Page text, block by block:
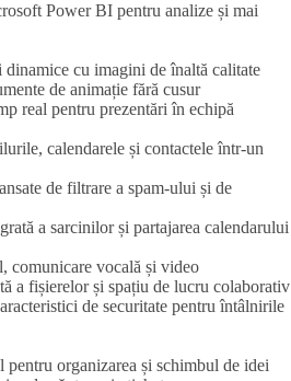
Power BI pentru analize și mai
dinamice cu imagini de înaltă calitate
de animație fără cusur
real pentru prezentări în echipă
calendarele și contactele într-un
de filtrare a spam-ului și de
a sarcinilor și partajarea calendarului
comunicare vocală și video
a fișierelor și spațiu de lucru colaborativ
de securitate pentru întâlnirile
organizarea și schimbul de idei